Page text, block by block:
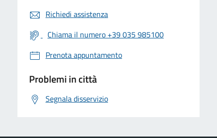
Richiedi assistenza
Chiama il numero +39 035 985100
Prenota appuntamento
Problemi in città
Segnala disservizio